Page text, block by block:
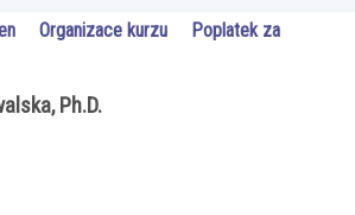
Organizace kurzu
Poplatek za
Ph.D.